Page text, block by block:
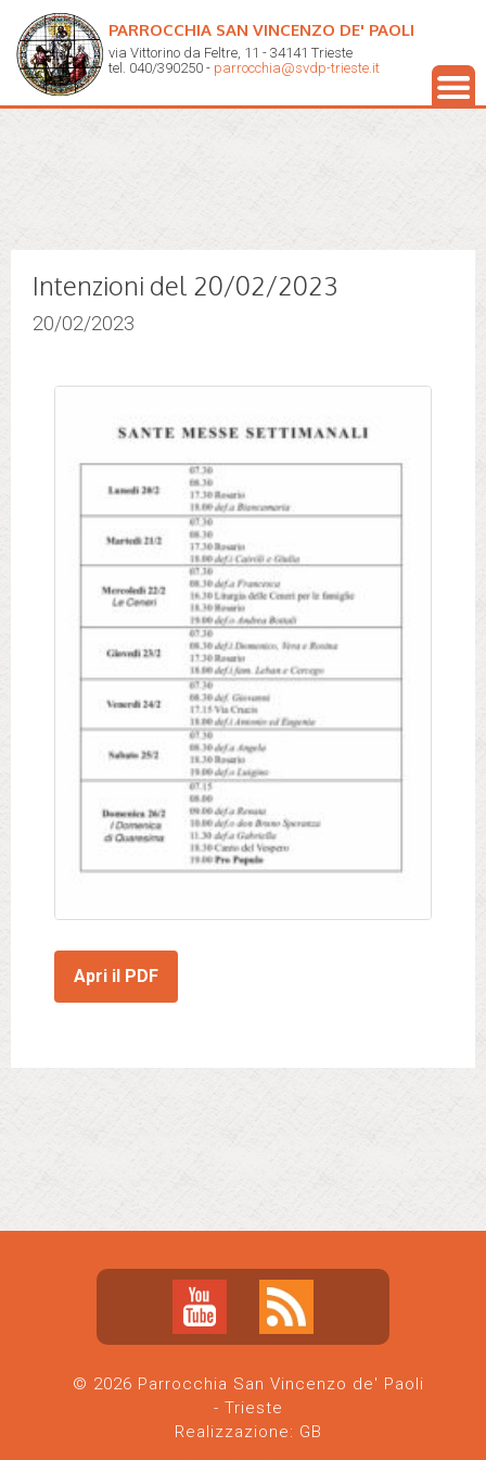
PARROCCHIA SAN VINCENZO DE' PAOLI
via Vittorino da Feltre, 11 - 34141 Trieste
tel. 040/390250 - parrocchia@svdp-trieste.it
Intenzioni del 20/02/2023
20/02/2023
Apri il PDF
© 2026 Parrocchia San Vincenzo de' Paoli
- Trieste
Realizzazione: GB